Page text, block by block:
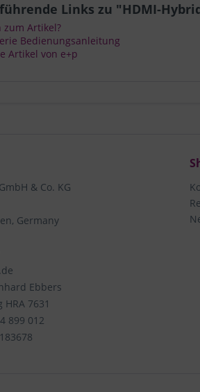
Links zu "HDMI-
zum Artikel?
Bedienungsanleitung
Artikel von e+p
& Co. KG
Germany
Ebbers
7631
899 012